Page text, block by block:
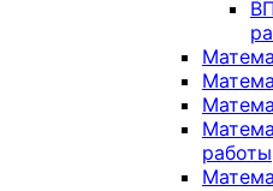
работы